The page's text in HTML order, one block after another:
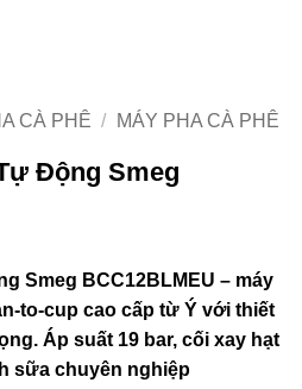
CÀ PHÊ /
MÁY PHA CÀ PHÊ
Động Smeg
Smeg BCC12BLMEU – máy
to-cup cao cấp từ Ý với thiết
Áp suất 19 bar, cối xay hạt
sữa chuyên nghiệp